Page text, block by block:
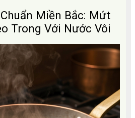
Miền Bắc: Mứt
Trong Với Nước Vôi